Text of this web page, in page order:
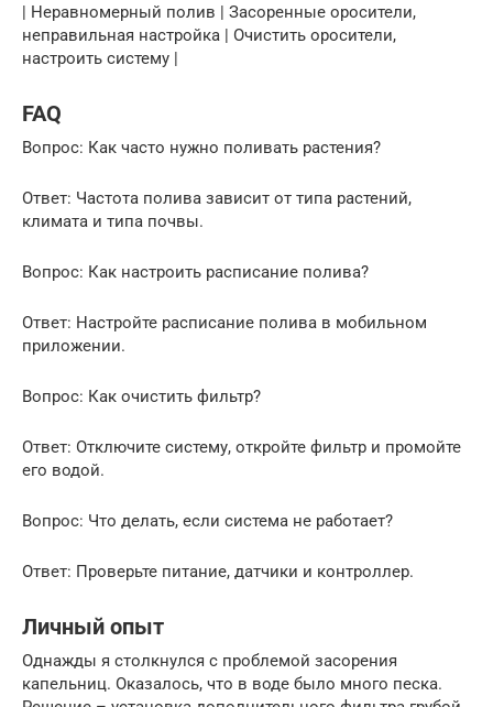
| Неравномерный полив | Засоренные оросители,
неправильная настройка | Очистить оросители,
настроить систему |
FAQ
Вопрос: Как часто нужно поливать растения?
Ответ: Частота полива зависит от типа растений,
климата и типа почвы.
Вопрос: Как настроить расписание полива?
Ответ: Настройте расписание полива в мобильном
приложении.
Вопрос: Как очистить фильтр?
Ответ: Отключите систему, откройте фильтр и промойте
его водой.
Вопрос: Что делать, если система не работает?
Ответ: Проверьте питание, датчики и контроллер.
Личный опыт
Однажды я столкнулся с проблемой засорения
капельниц. Оказалось, что в воде было много песка.